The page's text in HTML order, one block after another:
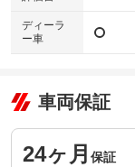
ディーラ
ー車
車両保証
24ヶ月 保証